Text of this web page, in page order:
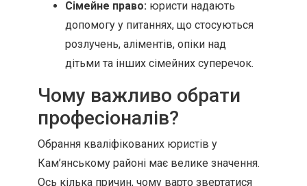
Сімейне право: юристи надають
допомогу у питаннях, що стосуються
розлучень, аліментів, опіки над
дітьми та інших сімейних суперечок.
Чому важливо обрати
професіоналів?
Обрання кваліфікованих юристів у
Кам’янському районі має велике значення.
Ось кілька причин, чому варто звертатися